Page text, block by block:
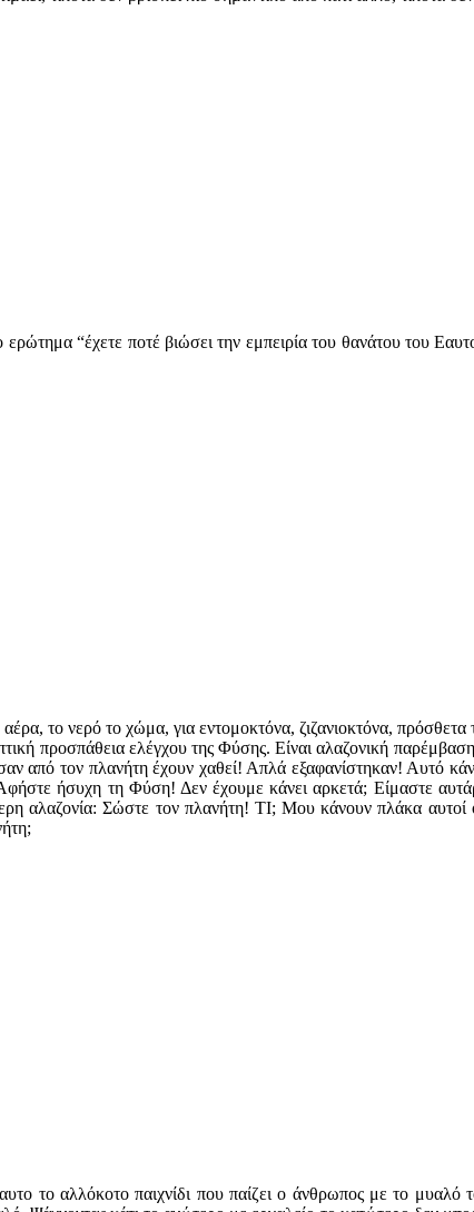
“έχετε ποτέ βιώσει την εμπειρία του θανάτου του
το νερό το χώμα, για εντομοκτόνα, ζιζανιοκτόνα, πρόσθετα
προσπάθεια ελέγχου της Φύσης. Είναι αλαζονική
τον πλανήτη έχουν χαθεί! Απλά εξαφανίστηκαν! Αυτό
ήσυχη τη Φύση! Δεν έχουμε κάνει αρκετά; Είμαστε
αλαζονία: Σώστε τον πλανήτη! ΤΙ; Μου κάνουν πλάκα
το αλλόκοτο παιχνίδι που παίζει ο άνθρωπος με το μυαλό